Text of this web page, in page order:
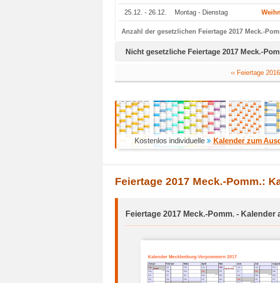
25.12. - 26.12. Montag - Dienstag
Anzahl der gesetzlichen Feiertage 2017 Meck.-
Nicht gesetzliche Feiertage 2017 Meck.-
‹‹ Feiertage
Kostenlos individuelle Kalender zum
Feiertage 2017 Meck.-Pomm.:
Feiertage 2017 Meck.-Pomm. -